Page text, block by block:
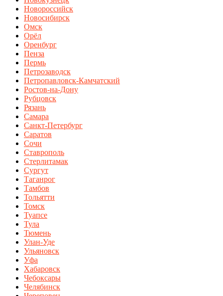
Новороссийск
Новосибирск
Омск
Орёл
Оренбург
Пенза
Пермь
Петрозаводск
Петропавловск-Камчатский
Ростов-на-Дону
Рубцовск
Рязань
Самара
Санкт-Петербург
Саратов
Сочи
Ставрополь
Стерлитамак
Сургут
Таганрог
Тамбов
Тольятти
Томск
Туапсе
Тула
Тюмень
Улан-Уде
Ульяновск
Уфа
Хабаровск
Чебоксары
Челябинск